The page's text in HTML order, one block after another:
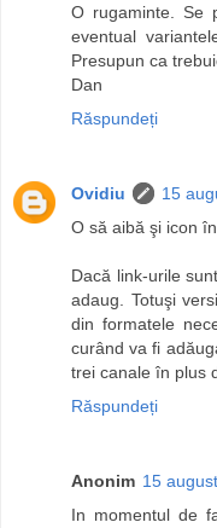
O rugaminte. Se
eventual
Presupun ca
Dan
Răspundeți
Ovidiu
15
O să aibă şi icon
Dacă link-urile
adaug. Totuşi
din formatele
curând va fi
trei canale în plus
Răspundeți
Anonim 15
In momentul de